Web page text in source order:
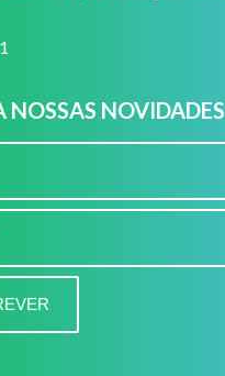
NOSSAS NOVIDADES